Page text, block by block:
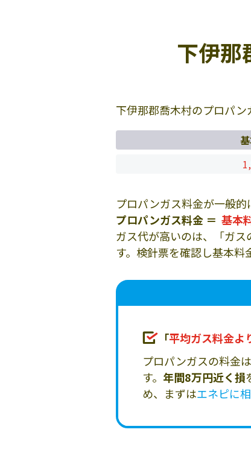
下伊那
下伊那郡喬木村のプロパン
プロパンガス料金が一般
プロパンガス料金 ＝ 基本
ガス代が高いのは、「ガ
す。検針票を確認し基本料
「平均ガス料金よ
プロパンガスの料金
す。 年間8万円近く損
め、まずはエネピに